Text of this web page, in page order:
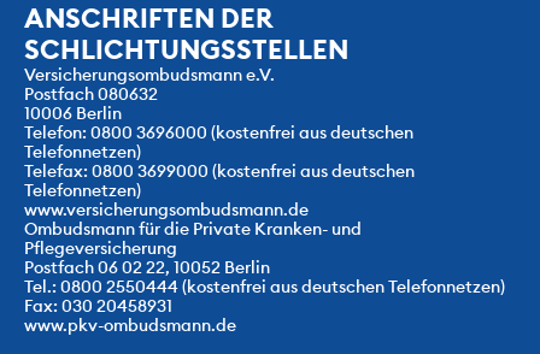
ANSCHRIFTEN DER
SCHLICHTUNGSSTELLEN
Versicherungsombudsmann e.V.
Postfach 080632
10006 Berlin
Telefon: 0800 3696000 (kostenfrei aus deutschen
Telefonnetzen)
Telefax: 0800 3699000 (kostenfrei aus deutschen
Telefonnetzen)
www.versicherungsombudsmann.de
Ombudsmann für die Private Kranken- und
Pflegeversicherung
Postfach 06 02 22, 10052 Berlin
Tel.: 0800 2550444 (kostenfrei aus deutschen Telefonnetzen)
Fax: 030 20458931
www.pkv-ombudsmann.de